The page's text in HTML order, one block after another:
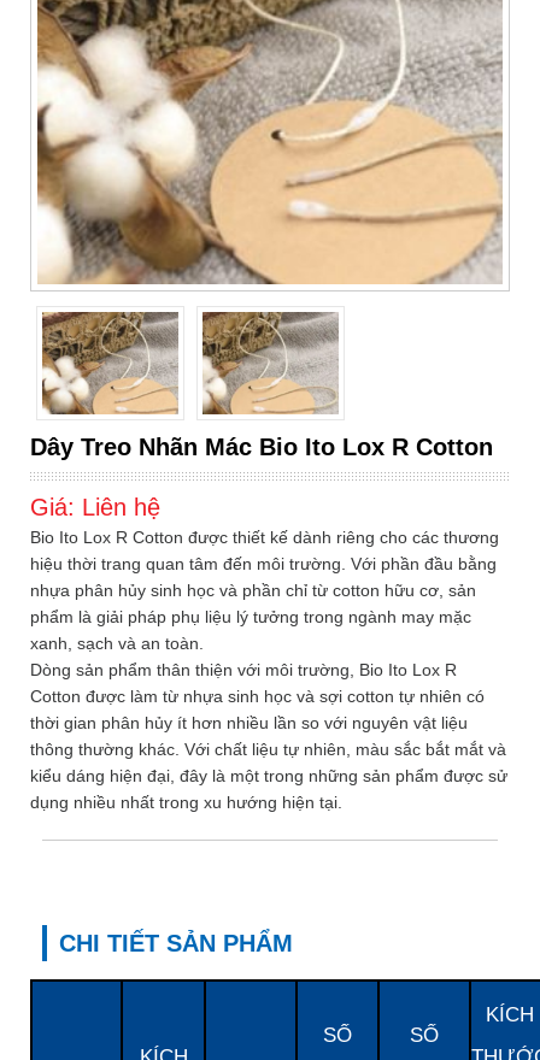
Dây Treo Nhãn Mác Bio Ito Lox R Cotton
Giá: Liên hệ
Bio Ito Lox R Cotton được thiết kế dành riêng cho các thương
hiệu thời trang quan tâm đến môi trường. Với phần đầu bằng
nhựa phân hủy sinh học và phần chỉ từ cotton hữu cơ, sản
phẩm là giải pháp phụ liệu lý tưởng trong ngành may mặc
xanh, sạch và an toàn.
Dòng sản phẩm thân thiện với môi trường, Bio Ito Lox R
Cotton được làm từ nhựa sinh học và sợi cotton tự nhiên có
thời gian phân hủy ít hơn nhiều lần so với nguyên vật liệu
thông thường khác. Với chất liệu tự nhiên, màu sắc bắt mắt và
kiểu dáng hiện đại, đây là một trong những sản phẩm được sử
dụng nhiều nhất trong xu hướng hiện tại.
CHI TIẾT SẢN PHẨM
SỐ
SỐ
KÍCH